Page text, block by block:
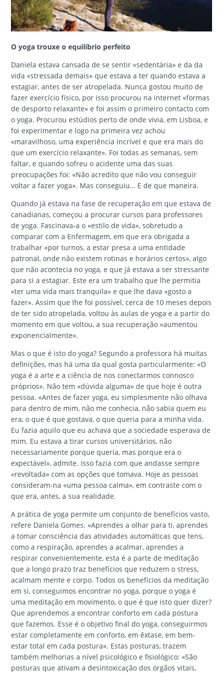
O yoga trouxe o equilíbrio perfeito
Daniela estava cansada de se sentir «sedentária» e da da
vida «stressada demais» que estava a ter quando estava a
estagiar, antes de ser atropelada. Nunca gostou muito de
fazer exercício físico, por isso procurou na internet «formas
de desporto relaxante» e foi assim o primeiro contacto com
o yoga. Procurou estúdios perto de onde vivia, em Lisboa, e
foi experimentar e logo na primeira vez achou
«maravilhoso, uma experiência incrível e que era mais do
que um exercício relaxante». Foi todas as semanas, sem
faltar, e quando sofreu o acidente uma das suas
preocupações foi: «Não acredito que não vou conseguir
voltar a fazer yoga». Mas conseguiu… E de que maneira.
Quando já estava na fase de recuperação em que estava de
canadianas, começou a procurar cursos para professores
de yoga. Fascinava-a o «estilo de vida», sobretudo a
comparar com a Enfermagem, em que era obrigada a
trabalhar «por turnos, a estar presa a uma entidade
patronal, onde não existem rotinas e horários certos», algo
que não acontecia no yoga, e que já estava a ser stressante
para si a estagiar. Este era um trabalho que lhe permitia
«ter uma vida mais tranquila» e que lhe dava «gosto a
fazer». Assim que lhe foi possível, cerca de 10 meses depois
de ter sido atropelada, voltou às aulas de yoga e a partir do
momento em que voltou, a sua recuperação «aumentou
exponencialmente».
Mas o que é isto do yoga? Segundo a professora há muitas
definições, mas há uma da qual gosta particularmente: «O
yoga é a arte e a ciência de nos conectarmos connosco
próprios». Não tem «dúvida alguma» de que hoje é outra
pessoa. «Antes de fazer yoga, eu simplesmente não olhava
para dentro de mim, não me conhecia, não sabia quem eu
era, o que é que gostava, o que queria para a minha vida.
Eu fazia aquilo que eu achava que a sociedade esperava de
mim. Eu estava a tirar cursos universitários, não
necessariamente porque queria, mas porque era o
expectável», admite. Isso fazia com que andasse sempre
«revoltada» com as opções que tomava. Hoje as pessoas
consideram-na «uma pessoa calma», em contraste com o
que era, antes, a sua realidade.
A prática de yoga permite um conjunto de benefícios vasto,
refere Daniela Gomes. «Aprendes a olhar para ti, aprendes
a tomar consciência das atividades automáticas que tens,
como a respiração, aprendes a acalmar, aprendes a
respirar convenientemente, esta é a parte de meditação
que a longo prazo traz benefícios que reduzem o stress,
acalmam mente e corpo. Todos os benefícios da meditação
em si, conseguimos encontrar no yoga, porque o yoga é
uma meditação em movimento, o que é que isto quer dizer?
Que aprendemos a encontrar conforto em cada postura
que fazemos. Esse é o objetivo final do yoga, conseguirmos
estar completamente em conforto, em êxtase, em bem-
estar total em cada postura». Estas posturas, trazem
também melhorias a nível psicológico e fisiológico: «São
posturas que ativam a desintoxicação dos órgãos vitais,